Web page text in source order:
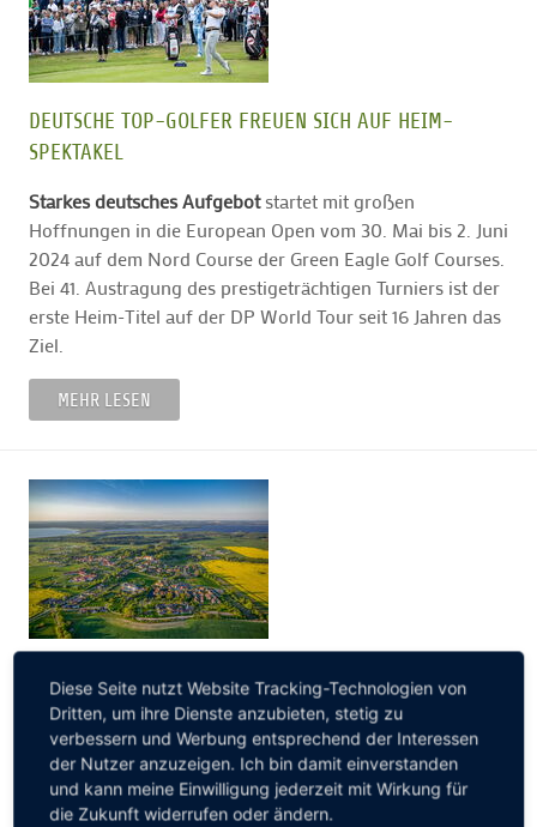
DEUTSCHE TOP-GOLFER FREUEN SICH AUF HEIM-
SPEKTAKEL
Starkes deutsches Aufgebotstartet mit großen
Hoffnungen in die European Open vom 30. Mai bis 2. Juni
2024 auf dem Nord Course der Green Eagle Golf Courses.
Bei 41. Austragung des prestigeträchtigen Turniers ist der
erste Heim-Titel auf der DP World Tour seit 16 Jahren das
Ziel.
MEHR LESEN
GOLF FLEESENSEE BREAK
Packen Sie Ihre Schläger ein und genießen Sie für 2 Tage
die Weite unserer wunderbaren Golfanlage – Abschalten
garantiert! Buchbar mit SCHLOSS Fleesensee, BEECH
Resort Fleesensee, BEECH Resort Plauer See,
Diese Seite nutzt Website Tracking-Technologien von
Dritten, um ihre Dienste anzubieten, stetig zu
verbessern und Werbung entsprechend der Interessen
der Nutzer anzuzeigen. Ich bin damit einverstanden
und kann meine Einwilligung jederzeit mit Wirkung für
die Zukunft widerrufen oder ändern.